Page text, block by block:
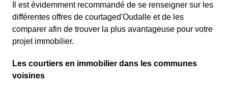
Il est évidemment recommandé de se renseigner sur les
différentes offres de courtaged'Oudalle et de les
comparer afin de trouver la plus avantageuse pour votre
projet immobilier.
Les courtiers en immobilier dans les communes
voisines